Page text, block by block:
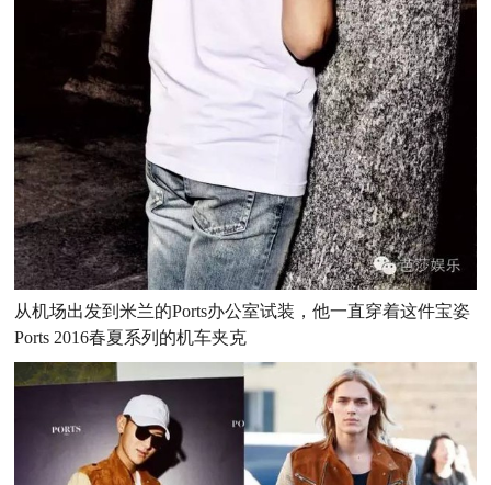
从机场出发到米兰的Ports办公室试装，他一直穿着这件宝姿
Ports 2016春夏系列的机车夹克